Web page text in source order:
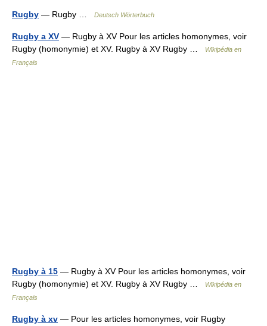
Rugby — Rugby … Deutsch Wörterbuch
Rugby a XV — Rugby à XV Pour les articles homonymes, voir
Rugby (homonymie) et XV. Rugby à XV Rugby …
Wikipédia en
Français
Rugby à 15 — Rugby à XV Pour les articles homonymes, voir
Rugby (homonymie) et XV. Rugby à XV Rugby …
Wikipédia en
Français
Rugby à xv — Pour les articles homonymes, voir Rugby